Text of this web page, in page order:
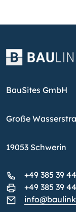
BauSites GmbH
Große
19053 Schwerin
+49 385 39
+49 385 39